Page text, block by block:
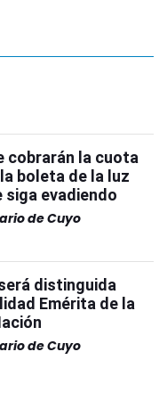
cobrarán la cuota
boleta de la luz
siga evadiendo
de Cuyo
distinguida
Emérita de la
de Cuyo